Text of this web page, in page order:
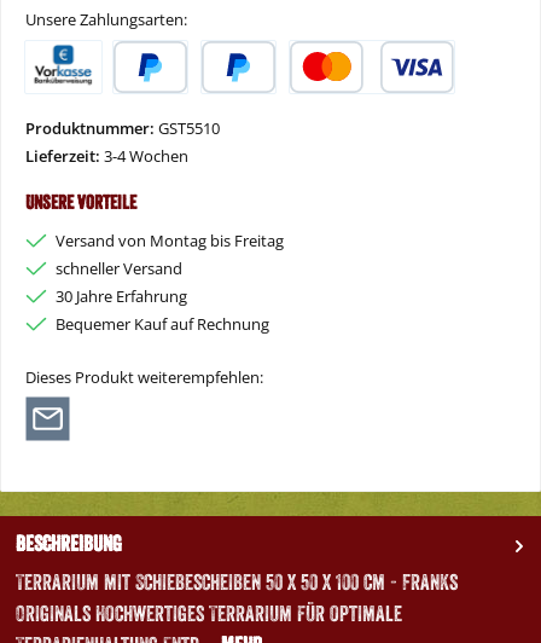
Unsere Zahlungsarten:
Produktnummer: GST5510
Lieferzeit: 3-4 Wochen
Unsere Vorteile
Versand von Montag bis Freitag
schneller Versand
30 Jahre Erfahrung
Bequemer Kauf auf Rechnung
Dieses Produkt weiterempfehlen:
Beschreibung
Terrarium mit Schiebescheiben 50 x 50 x 100 cm - Franks
Originals Hochwertiges Terrarium für optimale